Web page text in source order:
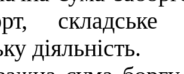
складське
діяльність.